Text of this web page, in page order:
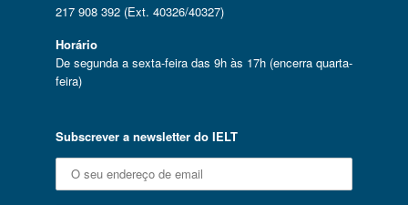
217 908 392 (Ext. 40326/40327)
Horário
De segunda a sexta-feira das 9h às 17h (encerra quarta-
feira)
Subscrever a newsletter do IELT